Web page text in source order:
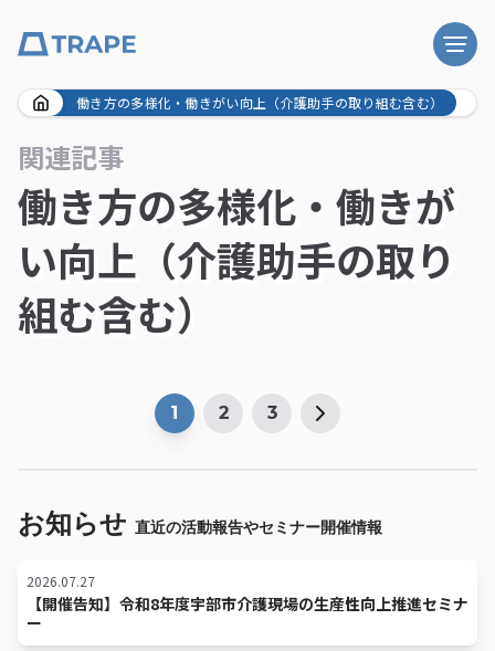
Skip
content
働き方の多様化・働きがい向上（介護助手の取り組む含む）
関連記事
働き方の多様化・働きが
い向上（介護助手の取り
組む含む）
1 2 3
お知らせ 直近の活動報告やセミナー開催情報
2026.07.27
【開催告知】令和8年度宇部市介護現場の生産性向上推進セミナ
ー